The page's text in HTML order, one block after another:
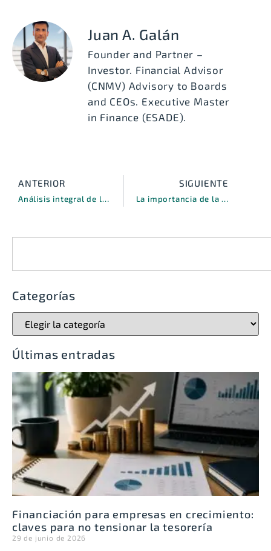
Juan A. Galán
Founder and Partner –
Investor. Financial Advisor
(CNMV) Advisory to Boards
and CEOs. Executive Master
in Finance (ESADE).
ANTERIOR
Análisis integral de la viabilidad del renting de drones
SIGUIENTE
La importancia de la liquidez financiera para el crecimiento empresarial
Categorías
Últimas entradas
Financiación para empresas en crecimiento:
claves para no tensionar la tesorería
29 de junio de 2026